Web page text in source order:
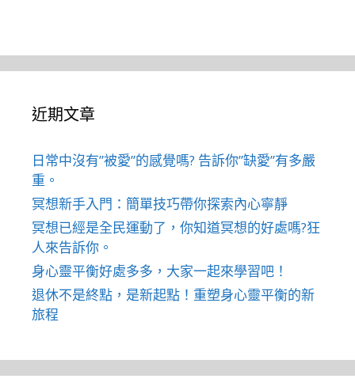
近期文章
日常中沒有”被愛”的感覺嗎? 告訴你”缺愛”有多嚴
重。
冥想新手入門：簡單技巧帶你探索內心寧靜
冥想已經是全民運動了，你知道冥想的好處嗎?狂
人來告訴你。
身心靈平衡好處多多，大家一起來學習吧！
退休不是終點，是新起點！重塑身心靈平衡的新
旅程